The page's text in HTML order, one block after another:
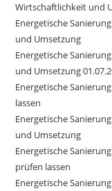
Wirtschaftlichkeit und
Energetische
und Umsetzung
Energetische
und Umsetzung
Energetische
lassen
Energetische
und Umsetzung
Energetische
prüfen lassen
Energetische